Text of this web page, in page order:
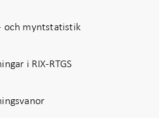
och myntstatistik
i RIX-RTGS